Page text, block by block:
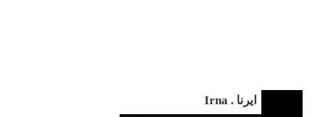
ایرنا . Irna